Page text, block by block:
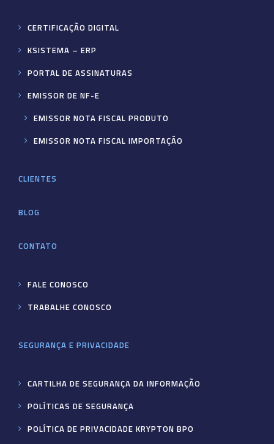
CERTIFICAÇÃO DIGITAL
KSISTEMA – ERP
PORTAL DE ASSINATURAS
EMISSOR DE NF-E
EMISSOR NOTA FISCAL PRODUTO
EMISSOR NOTA FISCAL IMPORTAÇÃO
CLIENTES
BLOG
CONTATO
FALE CONOSCO
TRABALHE CONOSCO
SEGURANÇA E PRIVACIDADE
CARTILHA DE SEGURANÇA DA INFORMAÇÃO
POLÍTICAS DE SEGURANÇA
POLÍTICA DE PRIVACIDADE KRYPTON BPO